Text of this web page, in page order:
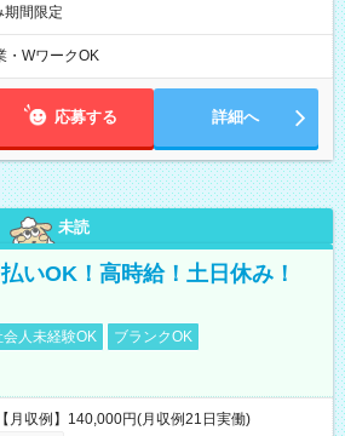
18歳未満の深夜業務禁止のため） ★深夜で
上での勤務を行いますので、安心して働けま
期間限定
・WワークOK
応募する 詳細へ
未読
いOK！高時給！土日休み！
会人未経験OK
ブランクOK
収例】140,000円(月収例21日実働)